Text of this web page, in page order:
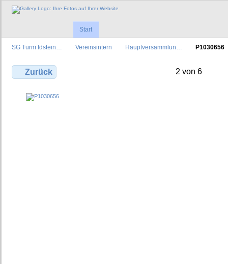
Start
SG Turm Idstein… Vereinsintern Hauptversammlun… P1030656
Zurück 2 von 6